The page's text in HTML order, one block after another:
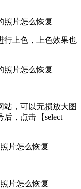
行上色，上色效果也
站，可以无损放大图
，点击【select